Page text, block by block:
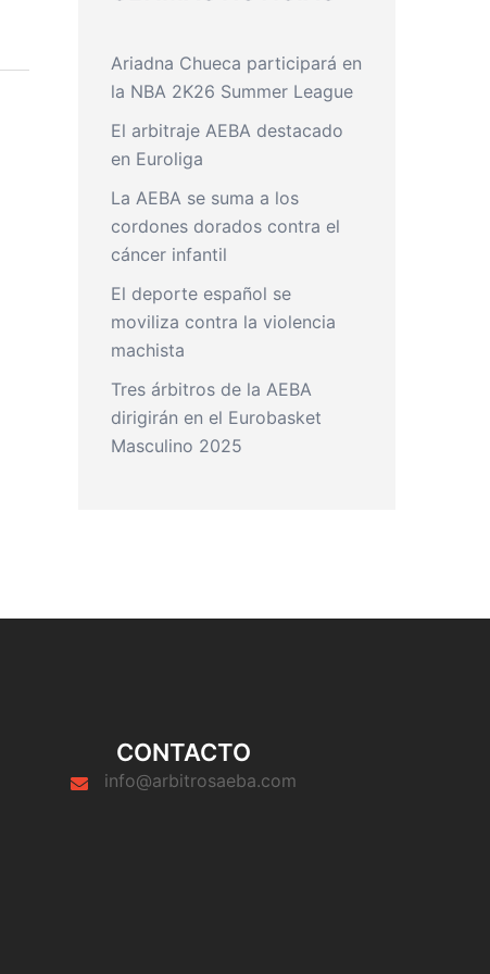
Ariadna Chueca participará en
la NBA 2K26 Summer League
El arbitraje AEBA destacado
en Euroliga
La AEBA se suma a los
cordones dorados contra el
cáncer infantil
El deporte español se
moviliza contra la violencia
machista
Tres árbitros de la AEBA
dirigirán en el Eurobasket
Masculino 2025
CONTACTO
info@arbitrosaeba.com